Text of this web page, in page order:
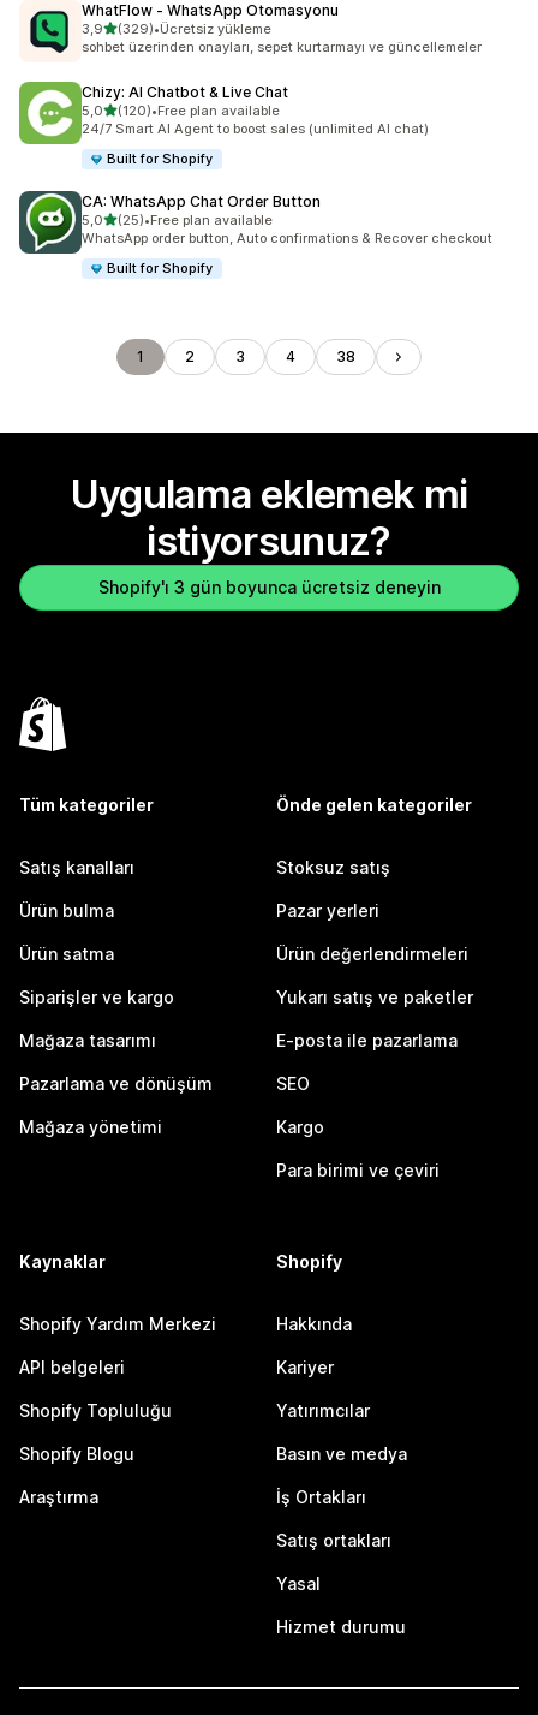
WhatFlow ‑ WhatsApp Otomasyonu
3,95 yıldız üzerinden
(329)
toplam 329 değerlendirme
•Ücretsiz yükleme
sohbet üzerinden onayları, sepet kurtarmayı ve güncellemeler
Chizy: AI Chatbot & Live Chat
5,05 yıldız üzerinden
(120)
toplam 120 değerlendirme
•Free plan available
24/7 Smart AI Agent to boost sales (unlimited AI chat)
Built for Shopify
CA: WhatsApp Chat Order Button
5,05 yıldız üzerinden
(25)
toplam 25 değerlendirme
•Free plan available
WhatsApp order button, Auto confirmations & Recover checkout
Built for Shopify
1 2 3 4 38
Uygulama eklemek mi
istiyorsunuz?
Shopify'ı 3 gün boyunca ücretsiz deneyin
Tüm kategoriler
Satış kanalları
Ürün bulma
Ürün satma
Siparişler ve kargo
Mağaza tasarımı
Pazarlama ve dönüşüm
Mağaza yönetimi
Önde gelen kategoriler
Stoksuz satış
Pazar yerleri
Ürün değerlendirmeleri
Yukarı satış ve paketler
E-posta ile pazarlama
SEO
Kargo
Para birimi ve çeviri
Kaynaklar
Shopify Yardım Merkezi
API belgeleri
Shopify Topluluğu
Shopify Blogu
Araştırma
Shopify
Hakkında
Kariyer
Yatırımcılar
Basın ve medya
İş Ortakları
Satış ortakları
Yasal
Hizmet durumu